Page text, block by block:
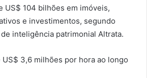
US$ 104 bilhões em imóveis,
e investimentos, segundo
inteligência patrimonial Altrata.
US$ 3,6 milhões por hora ao longo